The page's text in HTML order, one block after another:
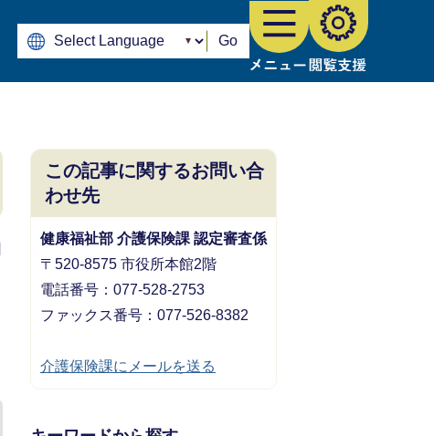
Go
この記事に関するお問い合
わせ先
健康福祉部 介護保険課 認定審査係
〒520-8575 市役所本館2階
電話番号：077-528-2753
ファックス番号：077-526-8382
介護保険課にメールを送る